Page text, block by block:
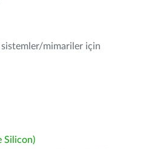
sistemler/mimariler için
Silicon)